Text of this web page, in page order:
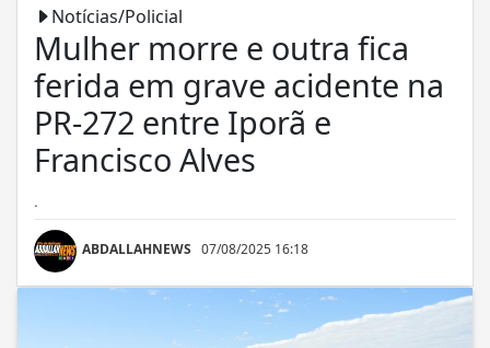
Notícias/Policial
Mulher morre e outra fica
ferida em grave acidente na
PR-272 entre Iporã e
Francisco Alves
ABDALLAHNEWS 07/08/2025 16:18